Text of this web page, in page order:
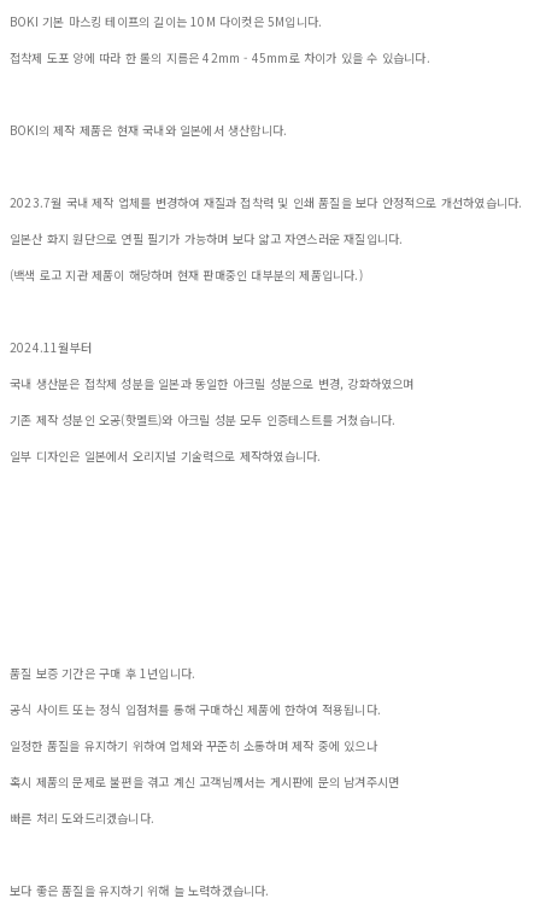
BOKI 기본 마스킹 테이프의 길이는 10M 다이컷은 5M입니다.
접착제 도포 양에 따라 한 롤의 지름은 42mm - 45mm로 차이가 있을 수 있습니다.
BOKI의 제작 제품은 현재 국내와 일본에서 생산합니다.
2023.7월 국내 제작 업체를 변경하여 재질과 접착력 및 인쇄 품질을 보다 안정적으로 개선하였습니다.
일본산 화지 원단으로 연필 필기가 가능하며 보다 얇고 자연스러운 재질입니다.
(백색 로고 지관 제품이 해당하며 현재 판매중인 대부분의 제품입니다.)
2024.11월부터
국내 생산분은 접착제 성분을 일본과 동일한 아크릴 성분으로 변경, 강화하였으며
기존 제작 성분인 오공(핫멜트)와 아크릴 성분 모두 인증테스트를 거쳤습니다.
일부 디자인은 일본에서 오리지널 기술력으로 제작하였습니다.
품질 보증 기간은 구매 후 1년입니다.
공식 사이트 또는 정식 입점처를 통해 구매하신 제품에 한하여 적용됩니다.
일정한 품질을 유지하기 위하여 업체와 꾸준히 소통하며 제작 중에 있으나
혹시 제품의 문제로 불편을 겪고 계신 고객님께서는 게시판에 문의 남겨주시면
빠른 처리 도와드리겠습니다.
보다 좋은 품질을 유지하기 위해 늘 노력하겠습니다.